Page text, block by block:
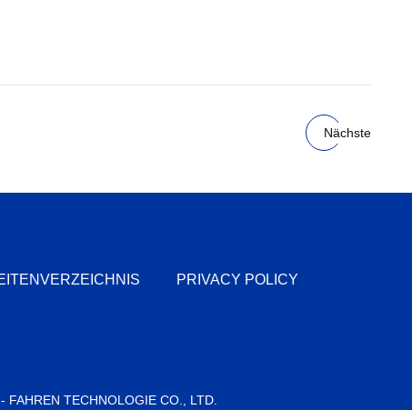
Nächste
PRIVACY POLICY
FAHREN TECHNOLOGIE CO., LTD.